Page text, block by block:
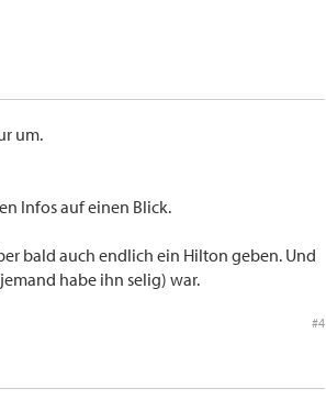
um.
Infos auf einen Blick.
bald auch endlich ein Hilton geben. Und
habe ihn selig) war.
#4